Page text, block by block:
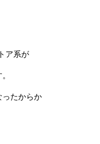
ア系が
ったからか